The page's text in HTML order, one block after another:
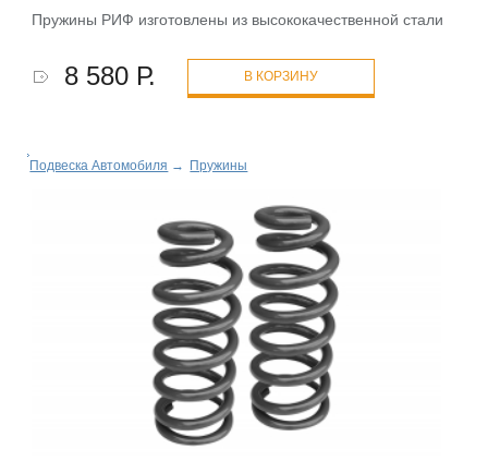
Пружины РИФ изготовлены из высококачественной стали
8 580 Р. В КОРЗИНУ
Подвеска Автомобиля → Пружины